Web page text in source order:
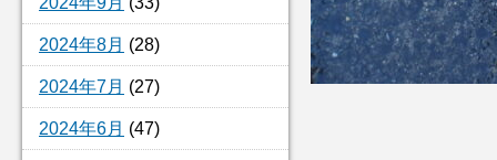
2024年8月 (28)
2024年7月 (27)
2024年6月 (47)